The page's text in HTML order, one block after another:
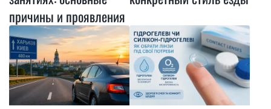
причины и проявления